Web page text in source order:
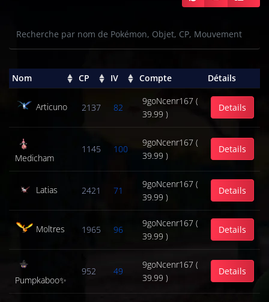
Nom CP IV Compte Détails
Articuno 2137 82
9goNcenr167 (
39.99 )
Details
Medicham
1145 100
9goNcenr167 (
39.99 )
Details
Latias 2421 71
9goNcenr167 (
39.99 )
Details
Moltres 1965 96
9goNcenr167 (
39.99 )
Details
Pumpkaboo✨
952 49
9goNcenr167 (
39.99 )
Details